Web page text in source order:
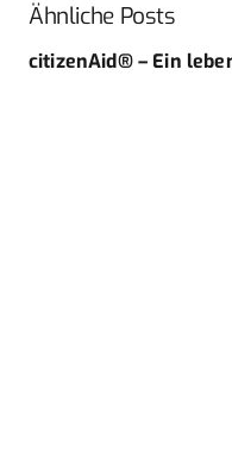
Ähnliche Posts
citizenAid® – Ein